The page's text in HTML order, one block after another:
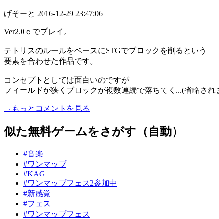
げそーと 2016-12-29 23:47:06
Ver2.0ｃでプレイ。
テトリスのルールをベースにSTGでブロックを削るという
要素を合わせた作品です。
コンセプトとしては面白いのですが
フィールドが狭くブロックが複数連続で落ちてく...(省略され
→もっとコメントを見る
似た無料ゲームをさがす（自動）
#音楽
#ワンマップ
#KAG
#ワンマップフェス2参加中
#新感覚
#フェス
#ワンマップフェス